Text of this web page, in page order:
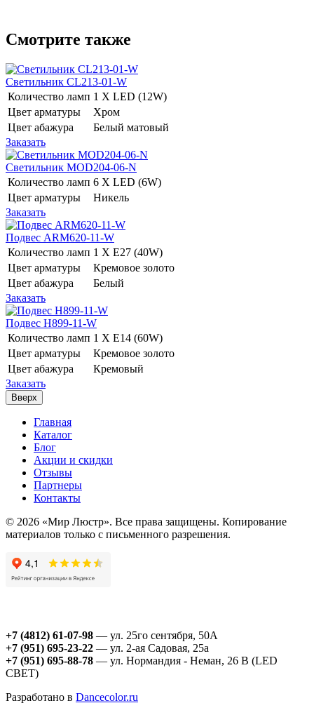
Смотрите также
Светильник CL213-01-W
Количество ламп 1 Х LED (12W)
Цвет арматуры
Хром
Цвет абажура
Белый матовый
Заказать
Светильник MOD204-06-N
Количество ламп 6 Х LED (6W)
Цвет арматуры
Никель
Заказать
Подвес ARM620-11-W
Количество ламп 1 Х E27 (40W)
Цвет арматуры
Кремовое золото
Цвет абажура
Белый
Заказать
Подвес H899-11-W
Количество ламп 1 Х E14 (60W)
Цвет арматуры
Кремовое золото
Цвет абажура
Кремовый
Заказать
Вверх
Главная
Каталог
Блог
Акции и скидки
Отзывы
Партнеры
Контакты
© 2026 «Мир Люстр». Все права защищены. Копирование
материалов только с письменного разрешения.
+7 (4812) 61-07-98 — ул. 25го сентября, 50А
+7 (951) 695-23-22 — ул. 2-ая Садовая, 25а
+7 (951) 695-88-78 — ул. Нормандия - Неман, 26 В (LED
СВЕТ)
Разработано в Dancecolor.ru